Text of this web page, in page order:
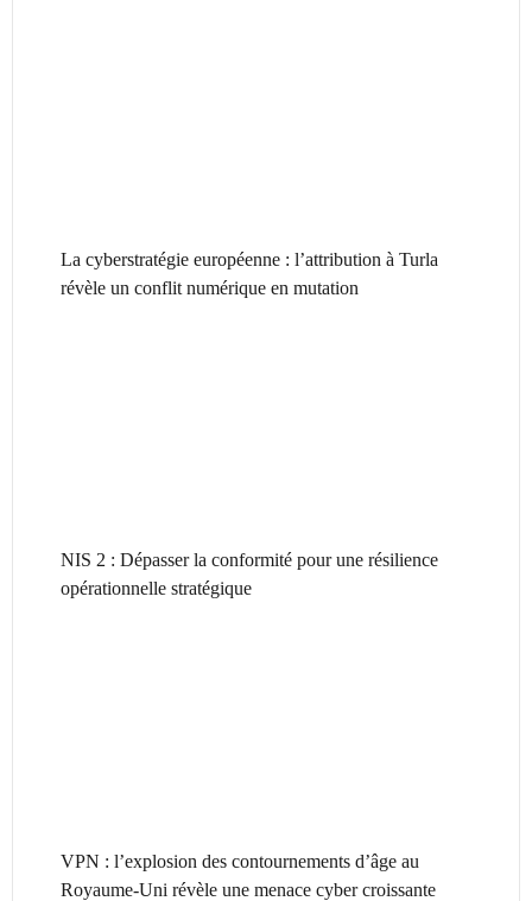
La cyberstratégie européenne : l’attribution à Turla
révèle un conflit numérique en mutation
NIS 2 : Dépasser la conformité pour une résilience
opérationnelle stratégique
VPN : l’explosion des contournements d’âge au
Royaume-Uni révèle une menace cyber croissante